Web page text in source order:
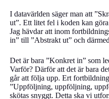
I datavärlden säger man att
ut”. Ett litet fel i koden kan
Jag hävdar att inom
in” till ”Abstrakt ut” och
Det är bara ”Konkret in” som
Varför? Därför att det är bara
går att följa upp. Ert
”Uppföljning, uppföljning,
skötas snyggt. Detta ska vi